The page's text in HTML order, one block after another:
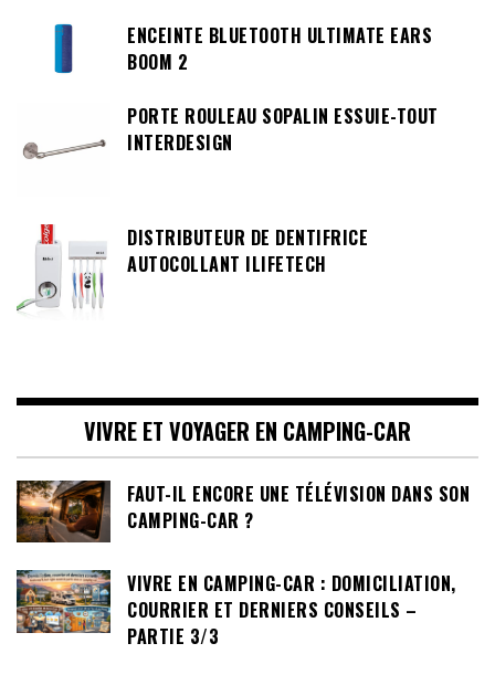
ENCEINTE BLUETOOTH ULTIMATE EARS
BOOM 2
PORTE ROULEAU SOPALIN ESSUIE-TOUT
INTERDESIGN
DISTRIBUTEUR DE DENTIFRICE
AUTOCOLLANT ILIFETECH
VIVRE ET VOYAGER EN CAMPING-CAR
FAUT-IL ENCORE UNE TÉLÉVISION DANS SON
CAMPING-CAR ?
VIVRE EN CAMPING-CAR : DOMICILIATION,
COURRIER ET DERNIERS CONSEILS –
PARTIE 3/3